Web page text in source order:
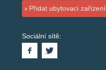
Přidat ubytovací zařízení
Sociální sítě: